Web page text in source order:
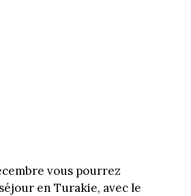
vous pourrez
en Turakie, avec le